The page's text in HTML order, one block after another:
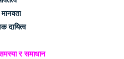
दायित्व
र समाधान